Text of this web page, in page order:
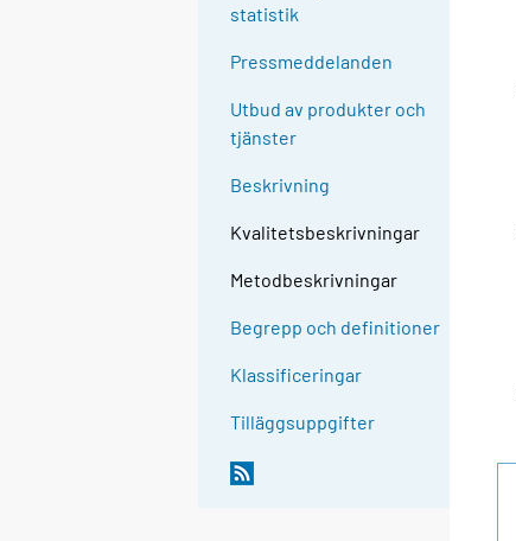
statistik
Pressmeddelanden
Utbud av produkter och
tjänster
Beskrivning
Kvalitetsbeskrivningar
Metodbeskrivningar
Begrepp och definitioner
Klassificeringar
Tilläggsuppgifter